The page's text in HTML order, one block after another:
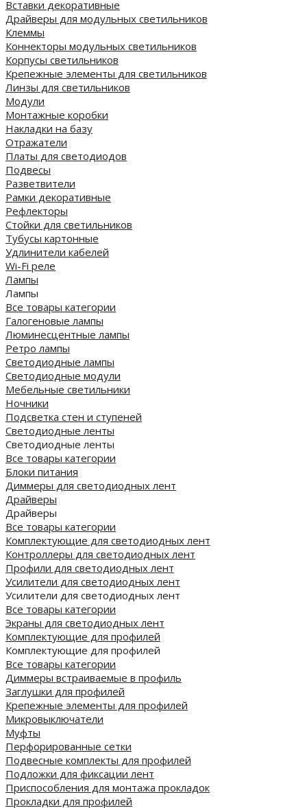
Вставки декоративные
Драйверы для модульных светильников
Клеммы
Коннекторы модульных светильников
Корпусы светильников
Крепежные элементы для светильников
Линзы для светильников
Модули
Монтажные коробки
Накладки на базу
Отражатели
Платы для светодиодов
Подвесы
Разветвители
Рамки декоративные
Рефлекторы
Стойки для светильников
Тубусы картонные
Удлинители кабелей
Wi-Fi реле
Лампы
Лампы
Все товары категории
Галогеновые лампы
Люминесцентные лампы
Ретро лампы
Светодиодные лампы
Светодиодные модули
Мебельные светильники
Ночники
Подсветка стен и ступеней
Светодиодные ленты
Светодиодные ленты
Все товары категории
Блоки питания
Диммеры для светодиодных лент
Драйверы
Драйверы
Все товары категории
Комплектующие для светодиодных лент
Контроллеры для светодиодных лент
Профили для светодиодных лент
Усилители для светодиодных лент
Усилители для светодиодных лент
Все товары категории
Экраны для светодиодных лент
Комплектующие для профилей
Комплектующие для профилей
Все товары категории
Диммеры встраиваемые в профиль
Заглушки для профилей
Крепежные элементы для профилей
Микровыключатели
Муфты
Перфорированные сетки
Подвесные комплекты для профилей
Подложки для фиксации лент
Приспособления для монтажа прокладок
Прокладки для профилей